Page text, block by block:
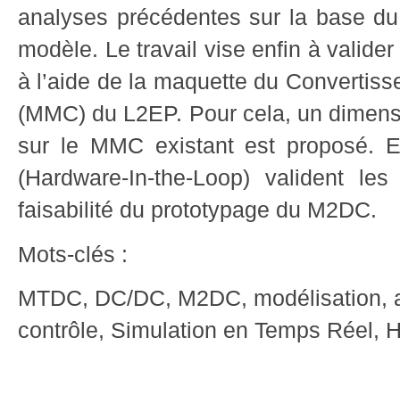
analyses précédentes sur la base
modèle. Le travail vise enfin à
à l’aide de la maquette du
(MMC) du L2EP. Pour cela, un
sur le MMC existant est proposé.
(Hardware-In-the-Loop) valident
faisabilité du prototypage du M2DC.
Mots-clés :
MTDC, DC/DC, M2DC, modélisation,
contrôle, Simulation en Temps Réel,